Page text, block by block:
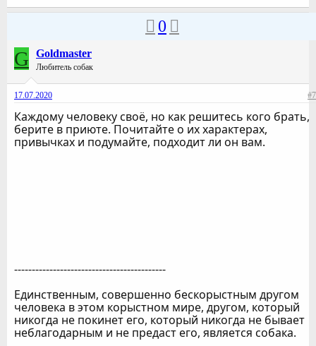
0
G Goldmaster
Любитель собак
17.07.2020 #7
Каждому человеку своё, но как решитесь кого брать,
берите в приюте. Почитайте о их характерах,
привычках и подумайте, подходит ли он вам.
-------------------------------------------
Единственным, совершенно бескорыстным другом
человека в этом корыстном мире, другом, который
никогда не покинет его, который никогда не бывает
неблагодарным и не предаст его, является собака.